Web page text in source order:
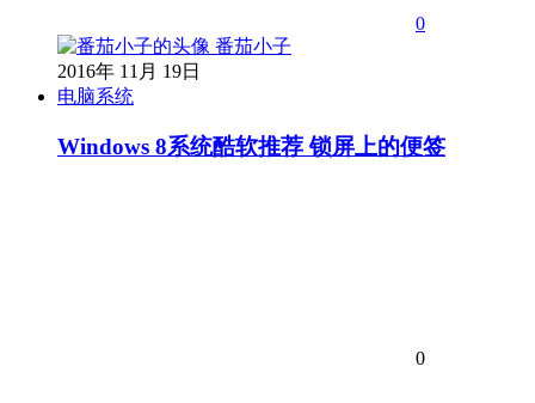
0
番茄小子
2016年 11月 19日
电脑系统
Windows 8系统酷软推荐 锁屏上的便签
0